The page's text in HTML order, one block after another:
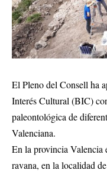
El Pleno del Consell ha
Interés Cultural (BIC)
paleontológica de
Valenciana.
En la provincia Valencia
ravana, en la localidad